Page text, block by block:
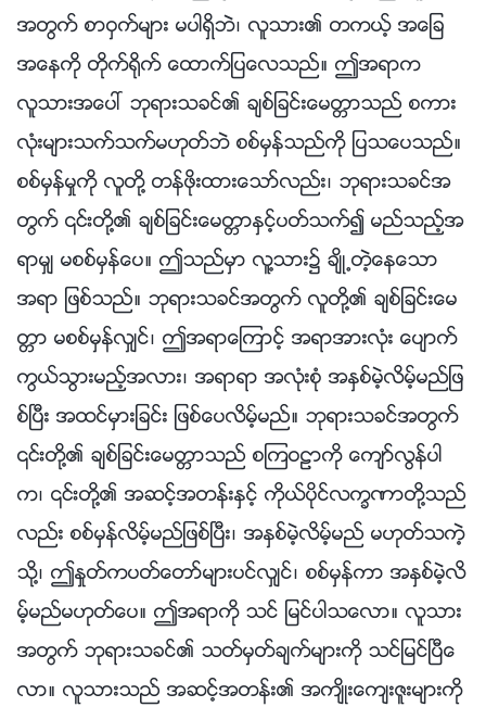
အတြက္ စာဝွက္မ်ား မပါရွိဘဲ၊ လူသား၏ တကယ့္ အေျခ
အေနကို တိုက္႐ိုက္ ေထာက္ျပေလသည္။ ဤအရာက
လူသားအေပၚ ဘုရားသခင္၏ ခ်စ္ျခင္းေမတၱာသည္ စကား
လုံးမ်ားသက္သက္မဟုတ္ဘဲ စစ္မွန္သည္ကို ျပသေပသည္။
စစ္မွန္မႈကို လူတို႔ တန္ဖိုးထားေသာ္လည္း၊ ဘုရားသခင္အ
တြက္ ၎တို႔၏ ခ်စ္ျခင္းေမတၱာႏွင့္ပတ္သက္၍ မည္သည့္အ
ရာမွ် မစစ္မွန္ေပ။ ဤသည္မွာ လူ႔သား၌ ခ်ိဳ႕တဲ့ေနေသာ
အရာ ျဖစ္သည္။ ဘုရားသခင္အတြက္ လူတို႔၏ ခ်စ္ျခင္းေမ
တၱာ မစစ္မွန္လွ်င္၊ ဤအရာေၾကာင့္ အရာအားလုံး ေပ်ာက္
ကြယ္သြားမည့္အလား၊ အရာရာ အလုံးစုံ အႏွစ္မဲ့လိမ့္မည္ျဖ
စ္ၿပီး အထင္မွားျခင္း ျဖစ္ေပလိမ့္မည္။ ဘုရားသခင္အတြက္
၎တို႔၏ ခ်စ္ျခင္းေမတၱာသည္ စၾကဝဠာကို ေက်ာ္လြန္ပါ
က၊ ၎တို႔၏ အဆင့္အတန္းႏွင့္ ကိုယ္ပိုင္လကၡဏာတို႔သည္
လည္း စစ္မွန္လိမ့္မည္ျဖစ္ၿပီး၊ အႏွစ္မဲ့လိမ့္မည္ မဟုတ္သကဲ့
သို႔၊ ဤႏႈတ္ကပတ္ေတာ္မ်ားပင္လွ်င္၊ စစ္မွန္ကာ အႏွစ္မဲ့လိ
မ့္မည္မဟုတ္ေပ။ ဤအရာကို သင္ ျမင္ပါသေလာ။ လူသား
အတြက္ ဘုရားသခင္၏ သတ္မွတ္ခ်က္မ်ားကို သင္ျမင္ၿပီေ
လာ။ လူသားသည္ အဆင့္အတန္း၏ အက်ိဳးေက်းဇူးမ်ားကို